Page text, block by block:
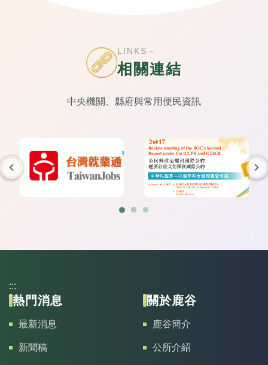
LINKS－
相關連結
中央機關、縣府與常用便民資訊
:::
熱門消息
最新消息
新聞稿
關於鹿谷
鹿谷簡介
公所介紹